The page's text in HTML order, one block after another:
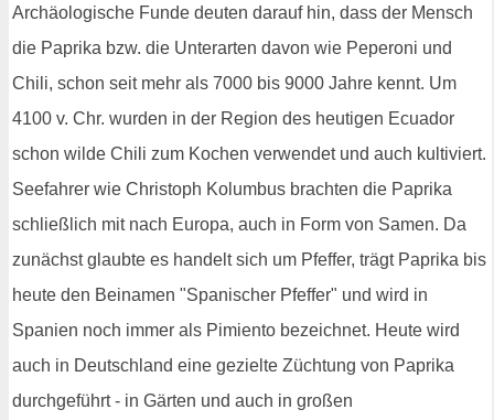
Archäologische Funde deuten darauf hin, dass der Mensch
die Paprika bzw. die Unterarten davon wie Peperoni und
Chili, schon seit mehr als 7000 bis 9000 Jahre kennt. Um
4100 v. Chr. wurden in der Region des heutigen Ecuador
schon wilde Chili zum Kochen verwendet und auch kultiviert.
Seefahrer wie Christoph Kolumbus brachten die Paprika
schließlich mit nach Europa, auch in Form von Samen. Da
zunächst glaubte es handelt sich um Pfeffer, trägt Paprika bis
heute den Beinamen "Spanischer Pfeffer" und wird in
Spanien noch immer als Pimiento bezeichnet. Heute wird
auch in Deutschland eine gezielte Züchtung von Paprika
durchgeführt - in Gärten und auch in großen